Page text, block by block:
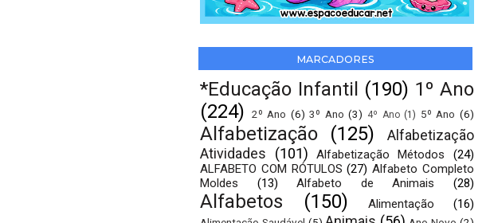
MARCADORES
*Educação Infantil (190) 1º Ano
(224)
2º Ano (6) 3º Ano (3) 4º Ano (1) 5º Ano (6)
Alfabetização (125)
Alfabetização
Atividades
(101) Alfabetização Métodos
(24)
ALFABETO COM RÓTULOS (27) Alfabeto Completo
Moldes
(13) Alfabeto de Animais (28)
Alfabetos (150) Alimentação (16)